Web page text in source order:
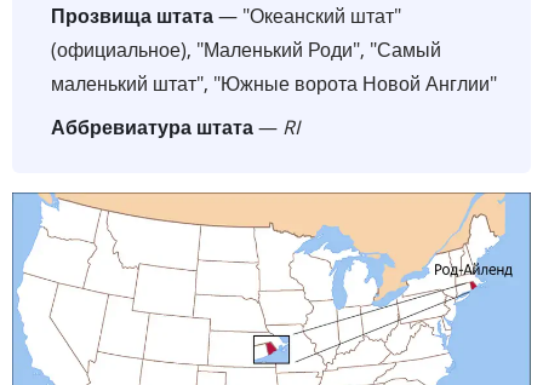
Прозвища штата— "Океанский штат"
(официальное), "Маленький Роди", "Самый
маленький штат", "Южные ворота Новой Англии"
Аббревиатура штата— RI